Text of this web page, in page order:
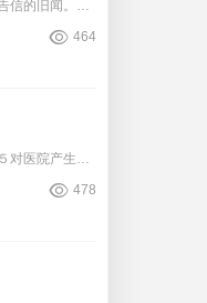
近期，留意到了一则关于ＢＤ医疗收到美国ＦＤＡ（食品药品监督管理局）警告信的旧闻。尽管这一事件已随时间淡出公众视野，但从网络安全的视角审视，它依旧极具探讨价值。今天就来和大
464
医改新业态赋能医院成本优先秦永方誉方医管创始人／顾问提示：梳理２０２５对医院产生影响的＂十大医改重点＂，预示着医改新业态时代的到来，将对医院带来较大的影响和冲击，大趋势医
478